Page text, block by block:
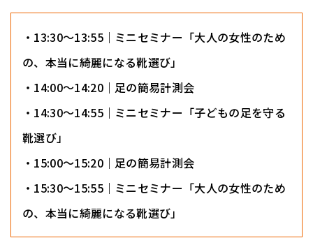
・13:30〜13:55｜ミニセミナー「大人の女性のため
の、本当に綺麗になる靴選び」
・14:00〜14:20｜足の簡易計測会
・14:30〜14:55｜ミニセミナー「子どもの足を守る
靴選び」
・15:00〜15:20｜足の簡易計測会
・15:30〜15:55｜ミニセミナー「大人の女性のため
の、本当に綺麗になる靴選び」